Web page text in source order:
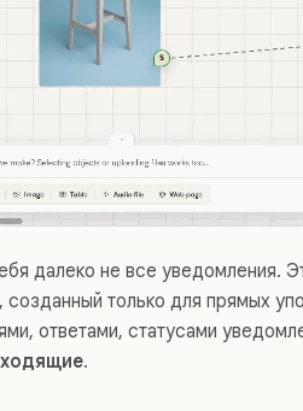
далеко не все уведомления.
только для прямых
ответами, статусами
.